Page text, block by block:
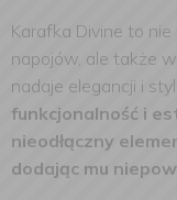
Karafka Divine to
napojów, ale także
nadaje elegancji i
funkcjonalność i
nieodłączny
dodając mu